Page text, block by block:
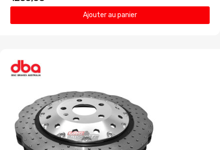
Ajouter au panier